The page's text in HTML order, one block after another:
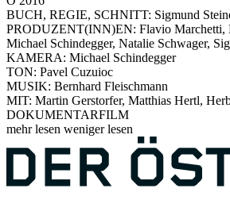
BUCH, REGIE, SCHNITT: Sigmund
PRODUZENT(INN)EN: Flavio Marchetti,
Michael Schindegger, Natalie Schwager,
KAMERA: Michael Schindegger
TON: Pavel Cuzuioc
MUSIK: Bernhard Fleischmann
MIT: Martin Gerstorfer, Matthias Hertl,
DOKUMENTARFILM
mehr lesen weniger lesen